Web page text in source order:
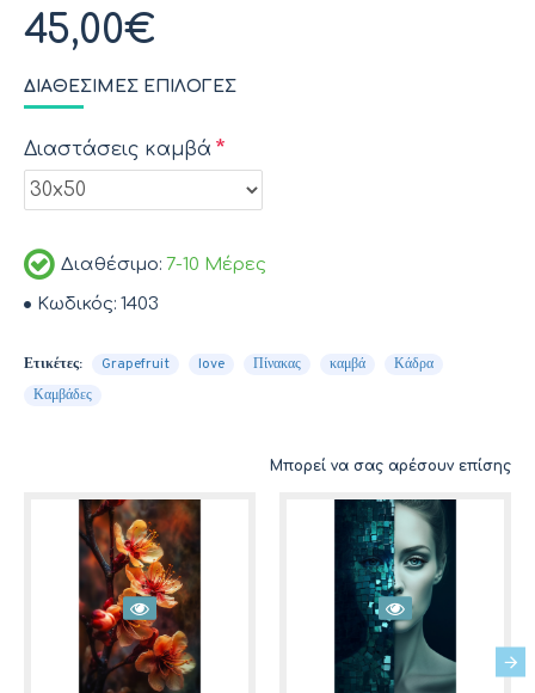
Διαθέσιμο: 7-10 Μέρες
Κωδικός: 1403
45,00€
ΔΙΑΘΈΣΙΜΕΣ ΕΠΙΛΟΓΈΣ
Διαστάσεις καμβά
Ετικέτες: Grapefruit love Πίνακας καμβά
Κάδρα
Καμβάδες
Μπορεί να σας αρέσουν επίσης